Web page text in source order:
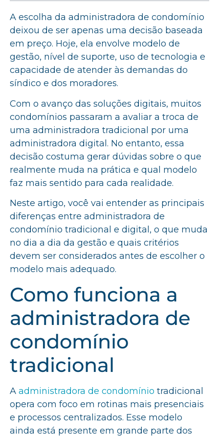
A escolha da administradora de condomínio
deixou de ser apenas uma decisão baseada
em preço. Hoje, ela envolve modelo de
gestão, nível de suporte, uso de tecnologia e
capacidade de atender às demandas do
síndico e dos moradores.
Com o avanço das soluções digitais, muitos
condomínios passaram a avaliar a troca de
uma administradora tradicional por uma
administradora digital. No entanto, essa
decisão costuma gerar dúvidas sobre o que
realmente muda na prática e qual modelo
faz mais sentido para cada realidade.
Neste artigo, você vai entender as principais
diferenças entre administradora de
condomínio tradicional e digital, o que muda
no dia a dia da gestão e quais critérios
devem ser considerados antes de escolher o
modelo mais adequado.
Como funciona a
administradora de
condomínio
tradicional
A administradora de condomínio tradicional
opera com foco em rotinas mais presenciais
e processos centralizados. Esse modelo
ainda está presente em grande parte dos